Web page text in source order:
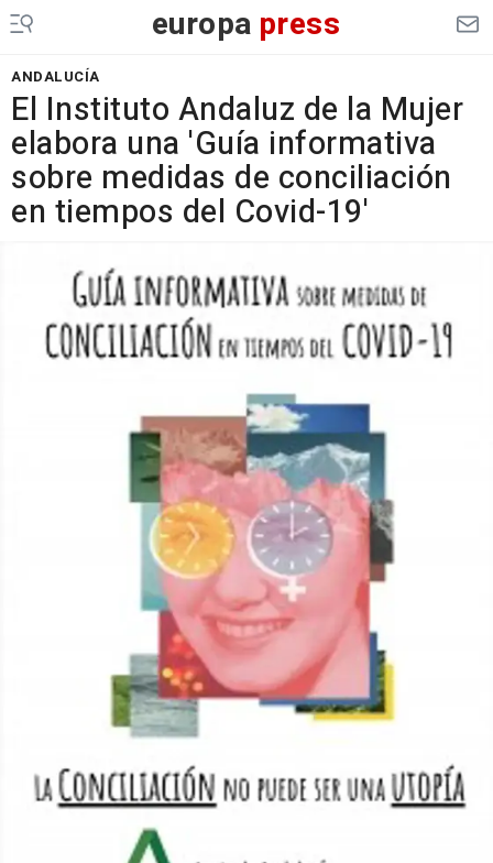
europa press
ANDALUCÍA
El Instituto Andaluz de la Mujer
elabora una 'Guía informativa
sobre medidas de conciliación
en tiempos del Covid-19'